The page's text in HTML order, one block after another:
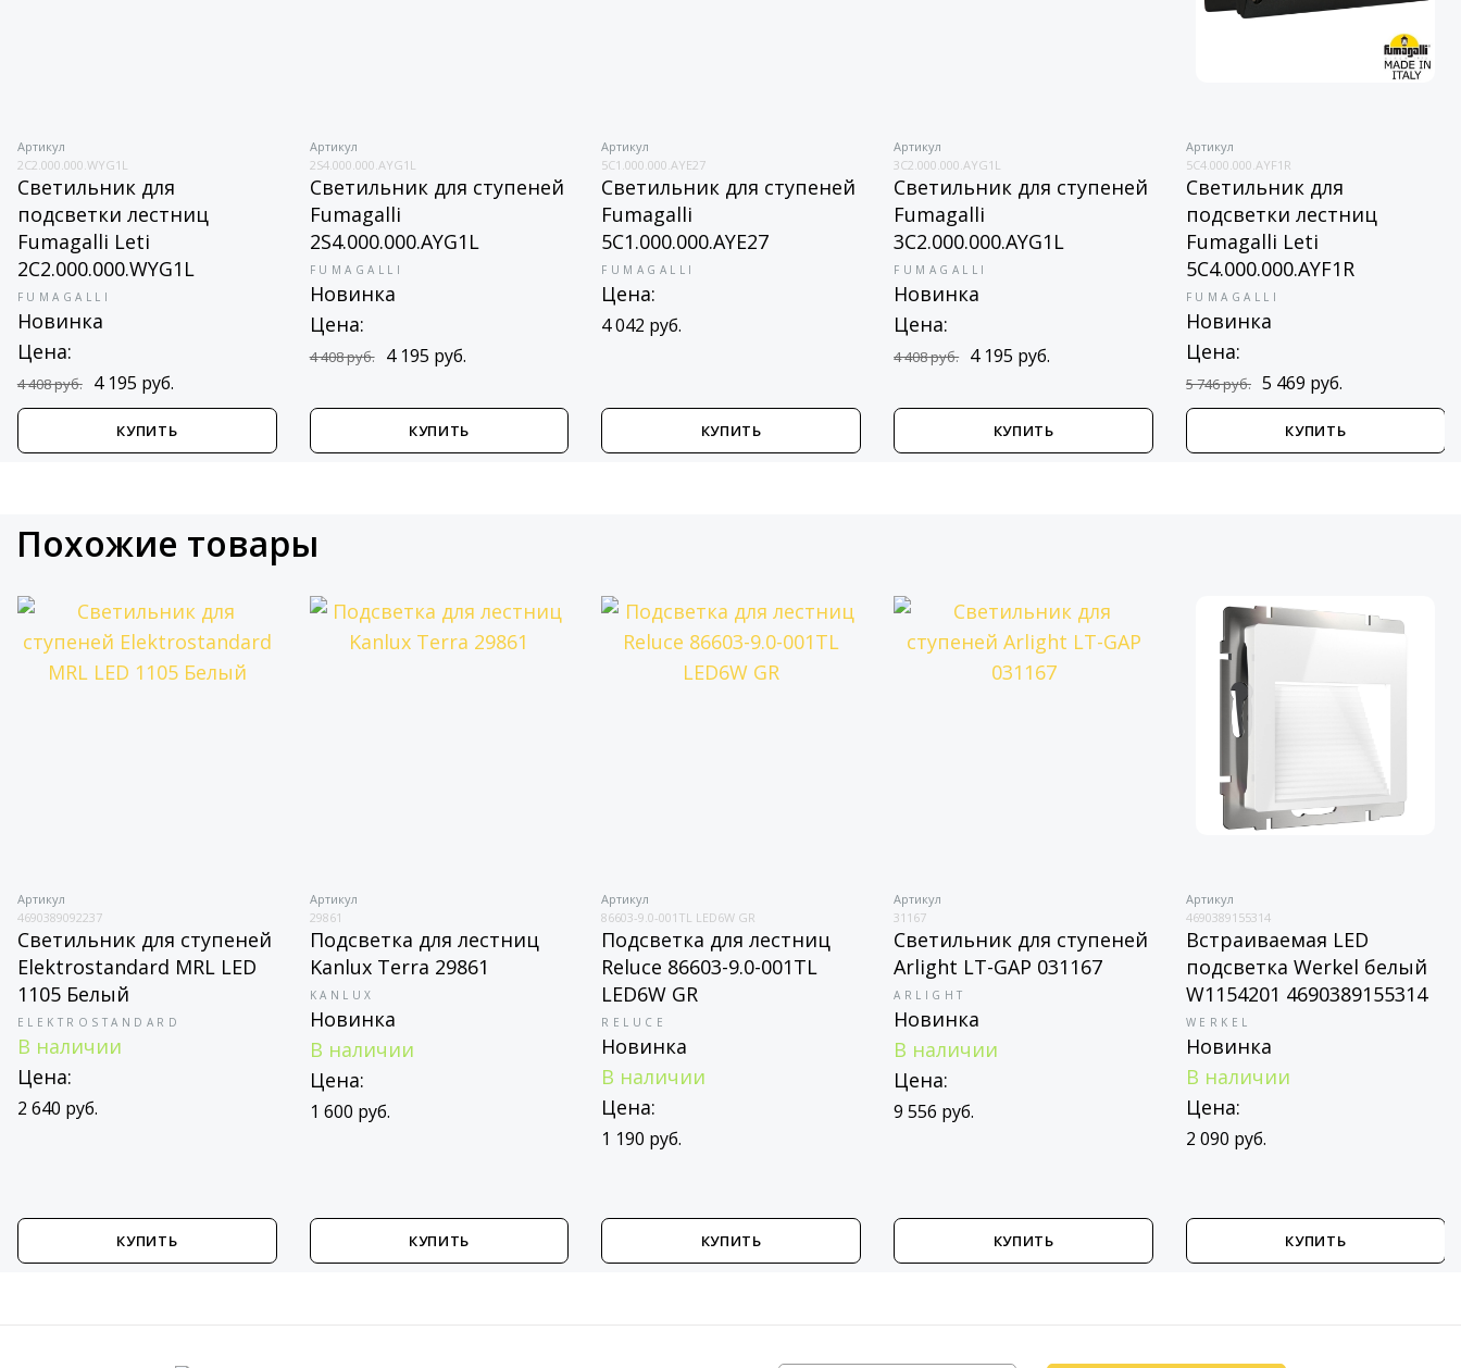
Артикул
2C2.000.000.WYG1L
Светильник для
подсветки лестниц
Fumagalli Leti
2C2.000.000.WYG1L
FUMAGALLI
Новинка
Цена:
4 408 руб. 4 195 руб.
КУПИТЬ
Артикул
2S4.000.000.AYG1L
Светильник для ступеней
Fumagalli
2S4.000.000.AYG1L
FUMAGALLI
Новинка
Цена:
4 408 руб. 4 195 руб.
КУПИТЬ
Артикул
5C1.000.000.AYE27
Светильник для ступеней
Fumagalli
5C1.000.000.AYE27
FUMAGALLI
Цена:
4 042 руб.
КУПИТЬ
Артикул
3C2.000.000.AYG1L
Светильник для ступеней
Fumagalli
3C2.000.000.AYG1L
FUMAGALLI
Новинка
Цена:
4 408 руб. 4 195 руб.
КУПИТЬ
Артикул
5C4.000.000.AYF1R
Светильник для
подсветки лестниц
Fumagalli Leti
5C4.000.000.AYF1R
FUMAGALLI
Новинка
Цена:
5 746 руб. 5 469 руб.
КУПИТЬ
Похожие товары
Артикул
4690389092237
Светильник для ступеней
Elektrostandard MRL LED
1105 Белый
ELEKTROSTANDARD
В наличии
Цена:
2 640 руб.
КУПИТЬ
Артикул
29861
Подсветка для лестниц
Kanlux Terra 29861
KANLUX
Новинка
В наличии
Цена:
1 600 руб.
КУПИТЬ
Артикул
86603-9.0-001TL LED6W GR
Подсветка для лестниц
Reluce 86603-9.0-001TL
LED6W GR
RELUCE
Новинка
В наличии
Цена:
1 190 руб.
КУПИТЬ
Артикул
31167
Светильник для ступеней
Arlight LT-GAP 031167
ARLIGHT
Новинка
В наличии
Цена:
9 556 руб.
КУПИТЬ
Артикул
4690389155314
Встраиваемая LED
подсветка Werkel белый
W1154201 4690389155314
WERKEL
Новинка
В наличии
Цена:
2 090 руб.
КУПИТЬ